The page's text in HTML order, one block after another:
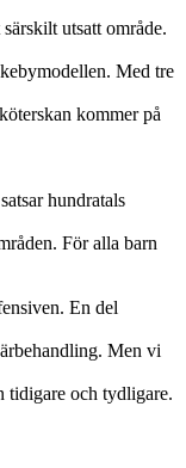
utsatt område.
Med tre
kommer på
hundratals
För alla barn
En del
Men vi
tidigare och tydligare.